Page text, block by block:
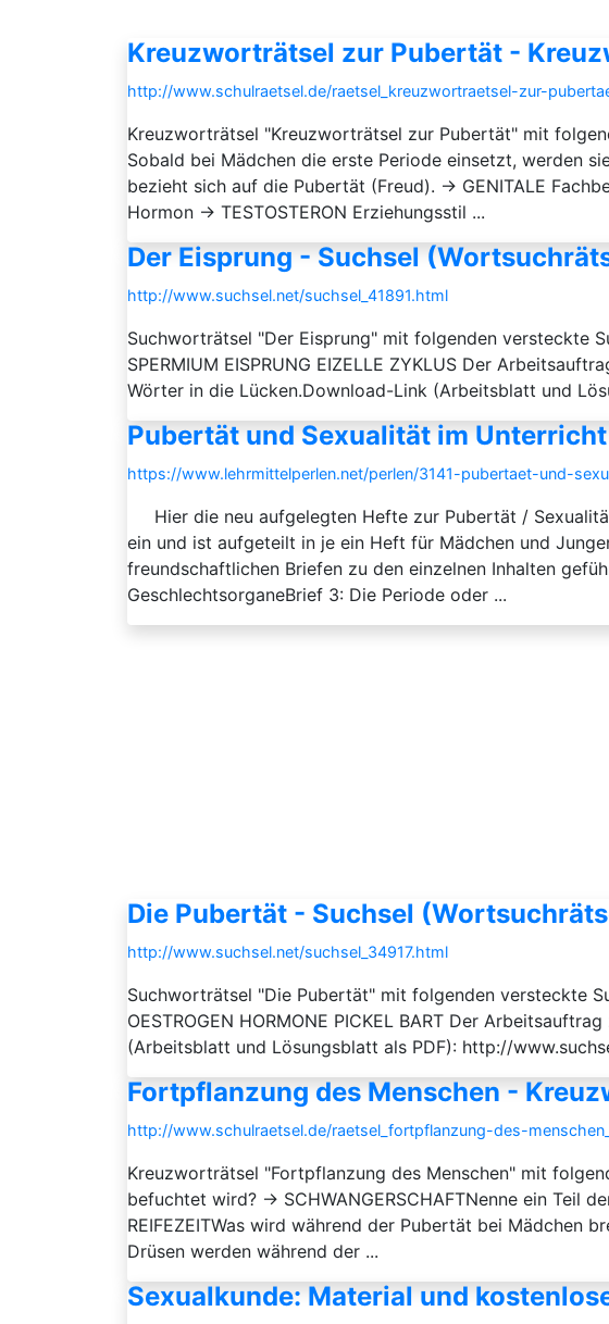
Kreuzworträtsel zur Pubertät -
http://www.schulraetsel.de/raetsel_kreuzwortraetsel-zur-
Kreuzworträtsel "Kreuzworträtsel zur Pubertät" mit
Sobald bei Mädchen die erste Periode einsetzt, werden
bezieht sich auf die Pubertät (Freud). → GENITALE
Hormon → TESTOSTERON Erziehungsstil ...
Der Eisprung - Suchsel
http://www.suchsel.net/suchsel_41891.html
Suchworträtsel "Der Eisprung" mit folgenden versteckte
SPERMIUM EISPRUNG EIZELLE ZYKLUS Der
Wörter in die Lücken.Download-Link (Arbeitsblatt und
Pubertät und Sexualität im Unterricht
https://www.lehrmittelperlen.net/perlen/3141-pubertaet-und-
Hier die neu aufgelegten Hefte zur Pubertät /
ein und ist aufgeteilt in je ein Heft für Mädchen und
freundschaftlichen Briefen zu den einzelnen Inhalten
GeschlechtsorganeBrief 3: Die Periode oder ...
Die Pubertät - Suchsel
http://www.suchsel.net/suchsel_34917.html
Suchworträtsel "Die Pubertät" mit folgenden versteckte
OESTROGEN HORMONE PICKEL BART Der
(Arbeitsblatt und Lösungsblatt als PDF): http://
Fortpflanzung des Menschen -
http://www.schulraetsel.de/raetsel_fortpflanzung-des-
Kreuzworträtsel "Fortpflanzung des Menschen" mit
befuchtet wird? → SCHWANGERSCHAFTNenne ein Teil
REIFEZEITWas wird während der Pubertät bei Mädchen
Drüsen werden während der ...
Sexualkunde: Material und